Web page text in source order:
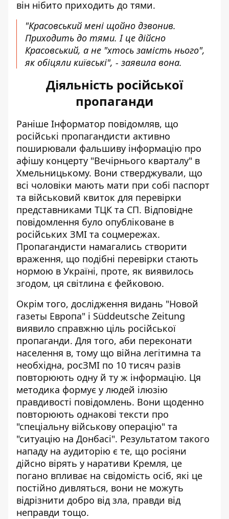
він нібито приходить до тями.
"Красовський мені щойно дзвонив.
Приходить до тями. І це дійсно
Красовський, а не "хтось замість нього",
як обіцяли київські", - заявила вона.
Діяльність російської
пропаганди
Раніше Інформатор повідомляв, що
російські пропагандисти активно
поширювали фальшиву інформацію про
афішу концерту "Вечірнього кварталу" в
Хмельницькому. Вони стверджували, що
всі чоловіки мають мати при собі паспорт
та військовий квиток для перевірки
представниками ТЦК та СП. Відповідне
повідомлення було опубліковане в
російських ЗМІ та соцмережах.
Пропагандисти намагались створити
враження, що подібні перевірки стають
нормою в Україні, проте, як виявилось
згодом, ця світлина є фейковою.
Окрім того, дослідження видань "Новой
газеты Европа" і Süddeutsche Zeitung
виявило справжню ціль російської
пропаганди. Для того, аби переконати
населення в, тому що війна легітимна та
необхідна, росЗМІ по 10 тисяч разів
повторюють одну й ту ж інформацію. Ця
методика формує у людей ілюзію
правдивості повідомлень. Вони щоденно
повторюють однакові тексти про
"спеціальну військову операцію" та
"ситуацію на Донбасі". Результатом такого
нападу на аудиторію є те, що росіяни
дійсно вірять у наративи Кремля, це
погано впливає на свідомість осіб, які це
постійно дивляться, вони не можуть
відрізнити добро від зла, правди від
неправди тощо.